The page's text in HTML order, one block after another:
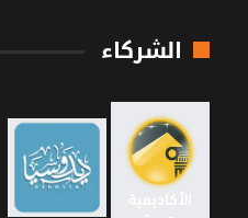
الشركاء